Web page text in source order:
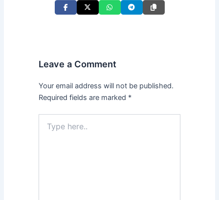
Leave a Comment
Your email address will not be published.
Required fields are marked *
here..